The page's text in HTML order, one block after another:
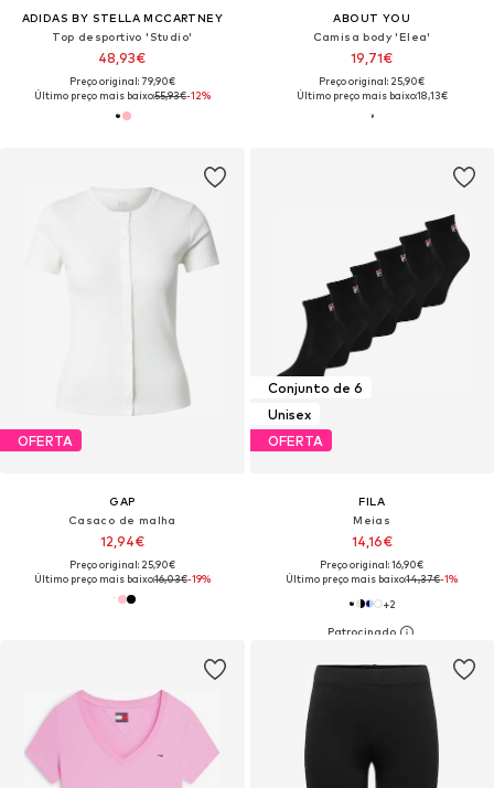
ADIDAS BY STELLA MCCARTNEY
Top desportivo 'Studio'
48,93€
Preço original: 79,90€
Último preço mais baixo:55,93€-12%
ABOUT YOU
Camisa body 'Elea'
19,71€
Preço original: 25,90€
Último preço mais baixo:18,13€
OFERTA
GAP
Casaco de malha
12,94€
Preço original: 25,90€
Último preço mais baixo:16,03€-19%
Conjunto de 6
Unisex
OFERTA
FILA
Meias
14,16€
Preço original: 16,90€
Último preço mais baixo:14,37€-1%
+2